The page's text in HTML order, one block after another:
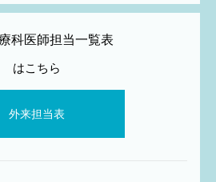
科医師担当一覧表
はこちら
外来担当表